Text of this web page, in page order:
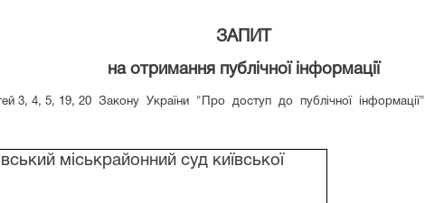
ЗАПИТ
на отримання публічної інформації
3, 4, 5, 19, 20 Закону України "Про доступ до публічної інформації"
міськрайонний суд київської